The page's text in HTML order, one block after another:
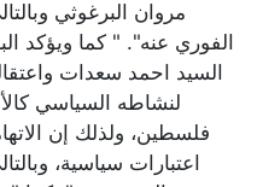
مروان البرغوثي
الفوري عنه". " كما ويؤكد
السيد احمد سعدات
لنشاطه السياسي
فلسطين، ولذلك إن
اعتبارات سياسية،